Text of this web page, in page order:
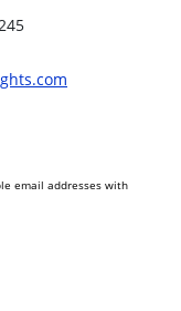
email addresses with